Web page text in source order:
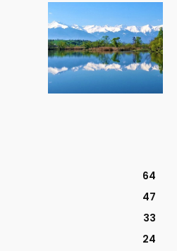
64
47
33
24